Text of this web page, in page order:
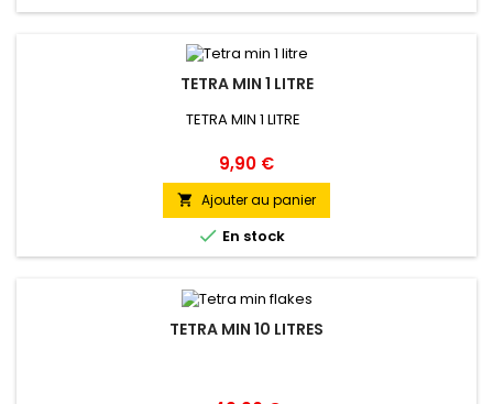
TETRA MIN 1 LITRE
TETRA MIN 1 LITRE
Prix
9,90 €
 Ajouter au panier
 En stock
TETRA MIN 10 LITRES